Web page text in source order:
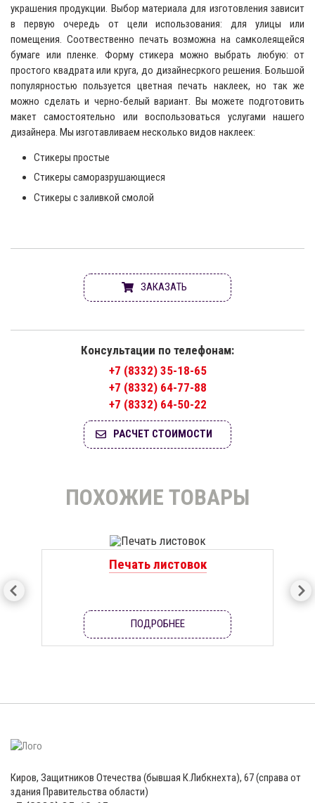
украшения продукции. Выбор материала для изготовления зависит
в первую очередь от цели использования: для улицы или
помещения. Соотвественно печать возможна на самколеящейся
бумаге или пленке. Форму стикера можно выбрать любую: от
простого квадрата или круга, до дизайнесркого решения. Большой
популярностью пользуется цветная печать наклеек, но так же
можно сделать и черно-белый вариант. Вы можете подготовить
макет самостоятельно или воспользоваться услугами нашего
дизайнера. Мы изготавливаем несколько видов наклеек:
Стикеры простые
Стикеры саморазрушающиеся
Стикеры с заливкой смолой
ЗАКАЗАТЬ
Консультации по телефонам:
+7 (8332) 35-18-65
+7 (8332) 64-77-88
+7 (8332) 64-50-22
РАСЧЕТ СТОИМОСТИ
ПОХОЖИЕ ТОВАРЫ
Печать листовок
ПОДРОБНЕЕ
Киров, Защитников Отечества (бывшая К.Либкнехта), 67 (справа от
здания Правительства области)